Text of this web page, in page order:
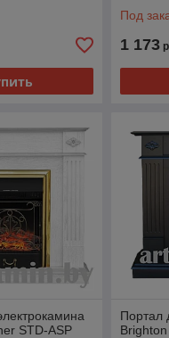
Под
1 173
STD-ASP
Портал